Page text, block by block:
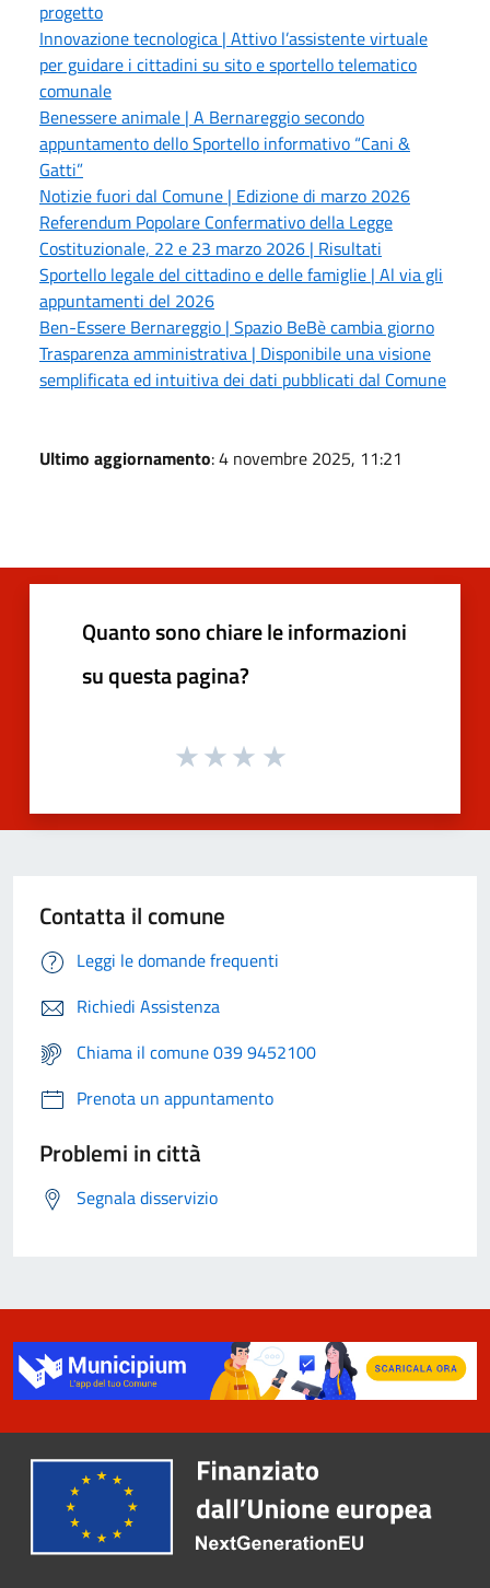
progetto
Innovazione tecnologica | Attivo l’assistente virtuale
per guidare i cittadini su sito e sportello telematico
comunale
Benessere animale | A Bernareggio secondo
appuntamento dello Sportello informativo “Cani &
Gatti”
Notizie fuori dal Comune | Edizione di marzo 2026
Referendum Popolare Confermativo della Legge
Costituzionale, 22 e 23 marzo 2026 | Risultati
Sportello legale del cittadino e delle famiglie | Al via gli
appuntamenti del 2026
Ben-Essere Bernareggio | Spazio BeBè cambia giorno
Trasparenza amministrativa | Disponibile una visione
semplificata ed intuitiva dei dati pubblicati dal Comune
Ultimo aggiornamento: 4 novembre 2025, 11:21
Quanto sono chiare le informazioni
su questa pagina?
Contatta il comune
Leggi le domande frequenti
Richiedi Assistenza
Chiama il comune 039 9452100
Prenota un appuntamento
Problemi in città
Segnala disservizio